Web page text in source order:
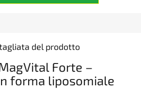
del prodotto
Forte –
forma liposomiale